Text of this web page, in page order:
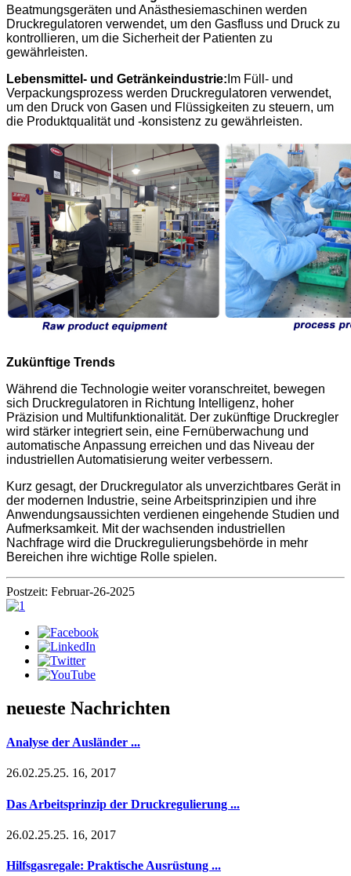
Beatmungsgeräten und Anästhesiemaschinen werden
Druckregulatoren verwendet, um den Gasfluss und Druck zu
kontrollieren, um die Sicherheit der Patienten zu
gewährleisten.
Lebensmittel- und Getränkeindustrie: Im Füll- und
Verpackungsprozess werden Druckregulatoren verwendet,
um den Druck von Gasen und Flüssigkeiten zu steuern, um
die Produktqualität und -konsistenz zu gewährleisten.
Zukünftige Trends
Während die Technologie weiter voranschreitet, bewegen
sich Druckregulatoren in Richtung Intelligenz, hoher
Präzision und Multifunktionalität. Der zukünftige Druckregler
wird stärker integriert sein, eine Fernüberwachung und
automatische Anpassung erreichen und das Niveau der
industriellen Automatisierung weiter verbessern.
Kurz gesagt, der Druckregulator als unverzichtbares Gerät in
der modernen Industrie, seine Arbeitsprinzipien und ihre
Anwendungsaussichten verdienen eingehende Studien und
Aufmerksamkeit. Mit der wachsenden industriellen
Nachfrage wird die Druckregulierungsbehörde in mehr
Bereichen ihre wichtige Rolle spielen.
Postzeit: Februar-26-2025
neueste Nachrichten
Analyse der Ausländer ...
26.02.25.25. 16, 2017
Das Arbeitsprinzip der Druckregulierung ...
26.02.25.25. 16, 2017
Hilfsgasregale: Praktische Ausrüstung ...